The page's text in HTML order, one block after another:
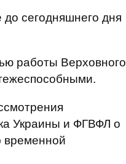
сегодняшнего дня
работы Верховного
Украины и ФГВФЛ о
временной